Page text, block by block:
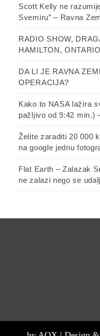
Scott Kelly ne
Svemiru” – Ravna
RADIO SHOW,
HAMILTON,
DA LI JE RAVNA
OPERACIJA?
Kako to NASA lažira
pažljivo od 9:42 min.)
Želite zaraditi 20 000
na google jednu
Flat Earth – Zalazak
ne zalazi nego se